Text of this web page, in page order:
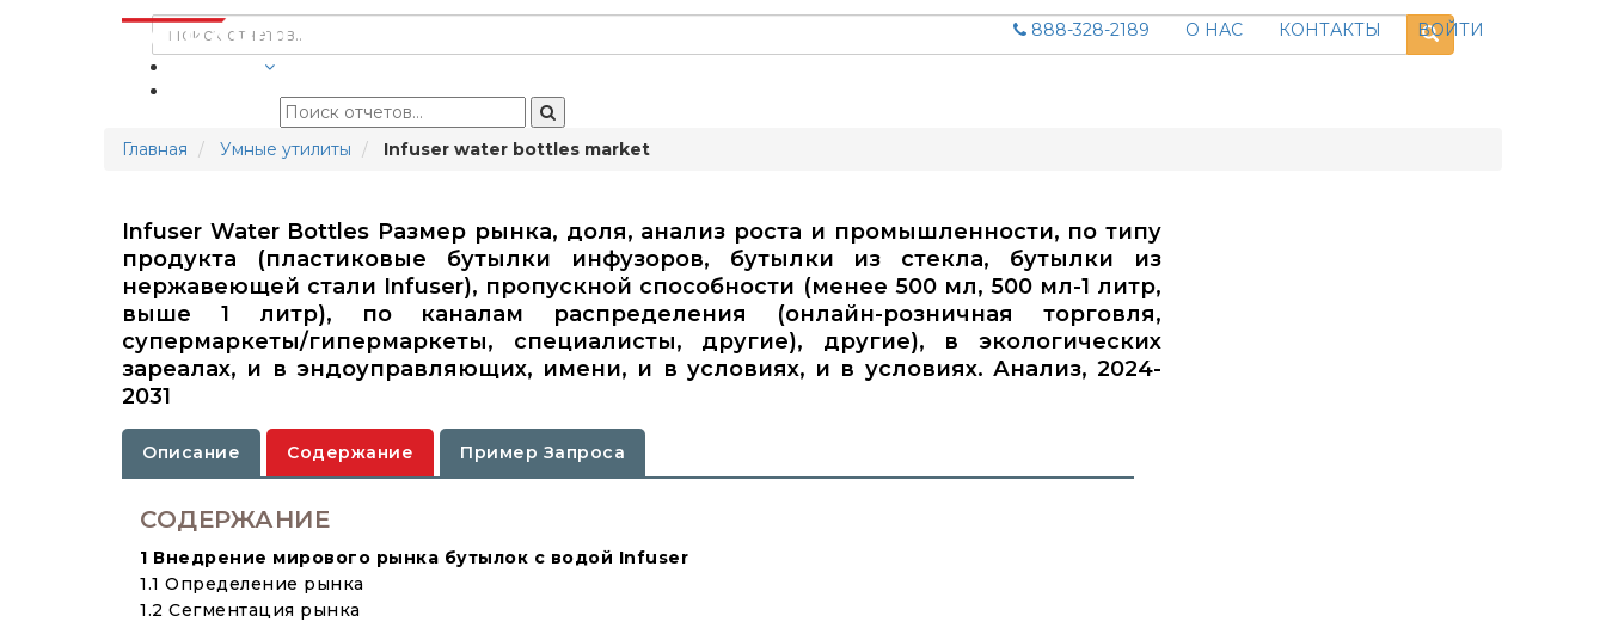
888-328-2189 О НАС КОНТАКТЫ
ВОЙТИ
Главная Умные утилиты Infuser water bottles market
Infuser Water Bottles Размер рынка, доля, анализ роста и промышленности, по типу
продукта (пластиковые бутылки инфузоров, бутылки из стекла, бутылки из
нержавеющей стали Infuser), пропускной способности (менее 500 мл, 500 мл-1 литр,
выше 1 литр), по каналам распределения (онлайн-розничная торговля,
супермаркеты/гипермаркеты, специалисты, другие), другие), в экологических
зареалах, и в эндоуправляющих, имени, и в условиях, и в условиях. Анализ, 2024-
2031
Описание Содержание Пример Запроса
СОДЕРЖАНИЕ
1 Внедрение мирового рынка бутылок с водой Infuser
1.1 Определение рынка
1.2 Сегментация рынка